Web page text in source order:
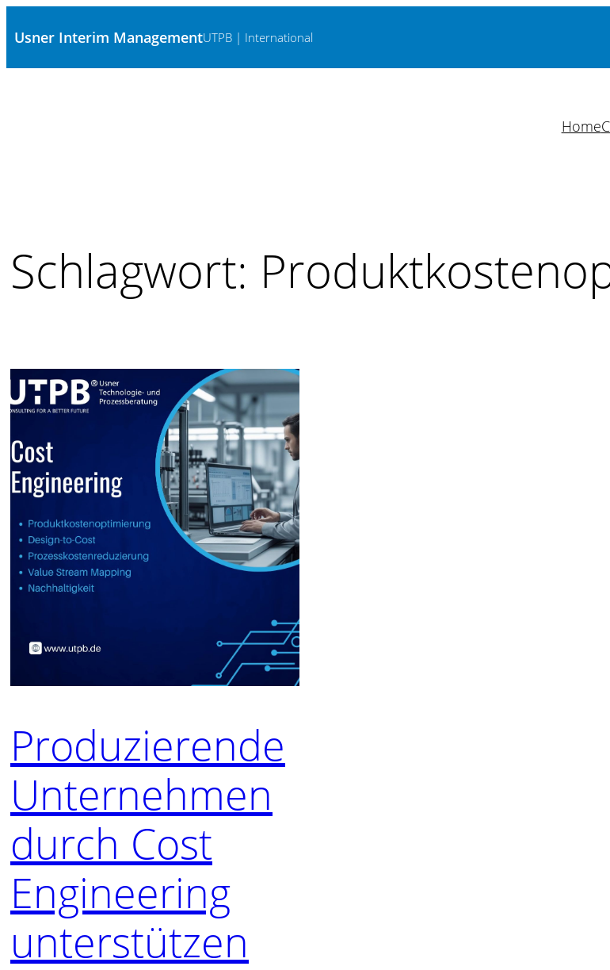
Inhalt
Usner Interim ManagementUTPB | International
Home
Schlagwort:
Produzierende
Unternehmen
durch Cost
Engineering
unterstützen